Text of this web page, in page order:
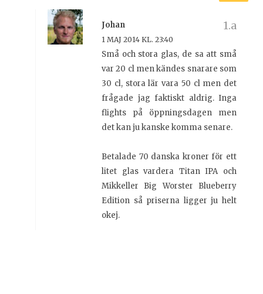
Johan
1 MAJ 2014 KL. 23:40
Små och stora glas, de sa att små
var 20 cl men kändes snarare som
30 cl, stora lär vara 50 cl men det
frågade jag faktiskt aldrig. Inga
flights på öppningsdagen men
det kan ju kanske komma senare.
Betalade 70 danska kroner för ett
litet glas vardera Titan IPA och
Mikkeller Big Worster Blueberry
Edition så priserna ligger ju helt
okej.